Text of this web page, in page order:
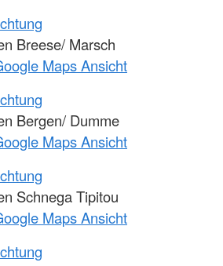
Breese/ Marsch
Maps Ansicht
Bergen/ Dumme
Maps Ansicht
Schnega Tipitou
Maps Ansicht